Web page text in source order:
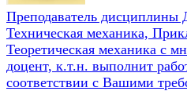
Преподаватель дисциплины
Техническая механика,
Теоретическая механика с
доцент, к.т.н. выполнит
соответствии с Вашими